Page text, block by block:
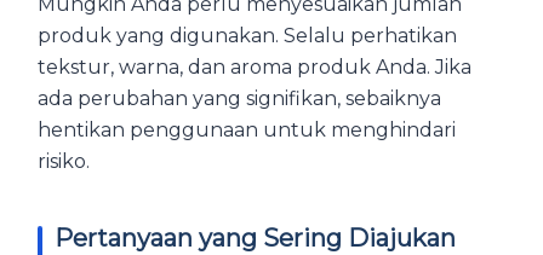
produk yang digunakan. Selalu perhatikan
tekstur, warna, dan aroma produk Anda. Jika
ada perubahan yang signifikan, sebaiknya
hentikan penggunaan untuk menghindari
risiko.
Pertanyaan yang Sering Diajukan